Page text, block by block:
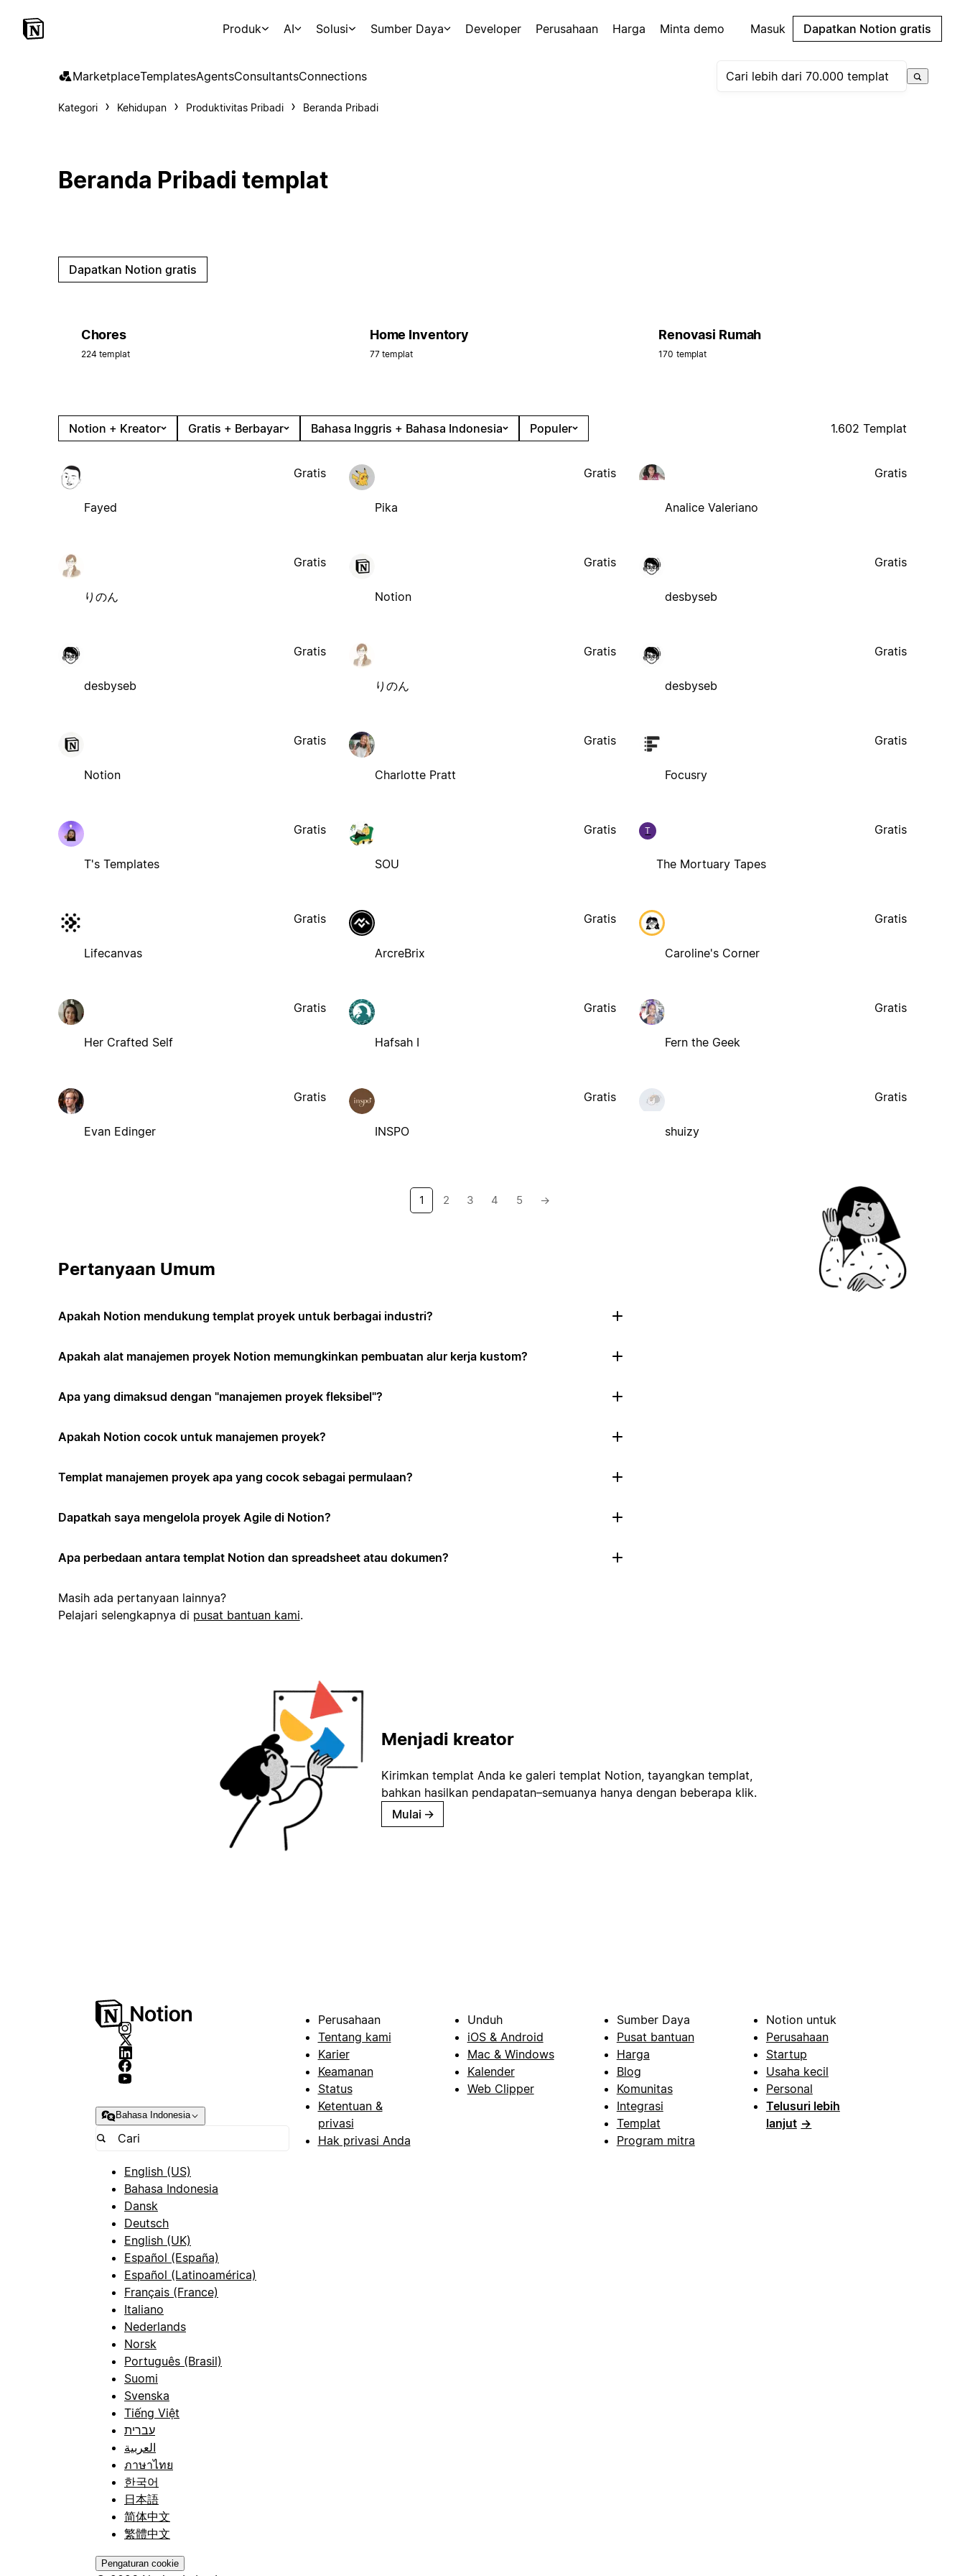
Produk AI Solusi Sumber Daya Developer Perusahaan Harga Minta demo Masuk Dapatkan Notion gratis
MarketplaceTemplatesAgentsConsultantsConnections
Kategori Kehidupan Produktivitas Pribadi Beranda Pribadi
Beranda Pribadi templat
Dapatkan Notion gratis
Chores
224 templat
Home Inventory
77 templat
Renovasi Rumah
170 templat
Notion + Kreator Gratis + Berbayar Bahasa Inggris + Bahasa Indonesia Populer 1.602 Templat
Fayed
Gratis
Pika
Gratis
Analice Valeriano
Gratis
りのん
Gratis
Notion
Gratis
desbyseb
Gratis
desbyseb
Gratis
りのん
Gratis
desbyseb
Gratis
Notion
Gratis
Charlotte Pratt
Gratis
Focusry
Gratis
T's Templates
Gratis
SOU
Gratis T
The Mortuary Tapes
Gratis
Lifecanvas
Gratis
ArcreBrix
Gratis
Caroline's Corner
Gratis
Her Crafted Self
Gratis
Hafsah I
Gratis
Fern the Geek
Gratis
Evan Edinger
Gratis
INSPO
Gratis
shuizy
Gratis
1 2 3 4 5 →
Pertanyaan Umum
Apakah Notion mendukung templat proyek untuk berbagai industri?
Apakah alat manajemen proyek Notion memungkinkan pembuatan alur kerja kustom?
Apa yang dimaksud dengan "manajemen proyek fleksibel"?
Apakah Notion cocok untuk manajemen proyek?
Templat manajemen proyek apa yang cocok sebagai permulaan?
Dapatkah saya mengelola proyek Agile di Notion?
Apa perbedaan antara templat Notion dan spreadsheet atau dokumen?
Masih ada pertanyaan lainnya?
Pelajari selengkapnya di pusat bantuan kami.
Menjadi kreator
Kirimkan templat Anda ke galeri templat Notion, tayangkan templat,
bahkan hasilkan pendapatan–semuanya hanya dengan beberapa klik.
Mulai →
Bahasa Indonesia
English (US)
Bahasa Indonesia
Dansk
Deutsch
English (UK)
Español (España)
Español (Latinoamérica)
Français (France)
Italiano
Nederlands
Norsk
Português (Brasil)
Suomi
Svenska
Tiếng Việt
עברית
العربية
ภาษาไทย
한국어
日本語
简体中文
繁體中文
Pengaturan cookie
Perusahaan
Tentang kami
Karier
Keamanan
Status
Ketentuan &
privasi
Hak privasi Anda
Unduh
iOS & Android
Mac & Windows
Kalender
Web Clipper
Sumber Daya
Pusat bantuan
Harga
Blog
Komunitas
Integrasi
Templat
Program mitra
Notion untuk
Perusahaan
Startup
Usaha kecil
Personal
Telusuri lebih
lanjut →